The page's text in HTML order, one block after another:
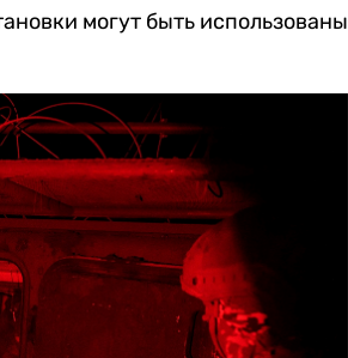
могут быть использованы